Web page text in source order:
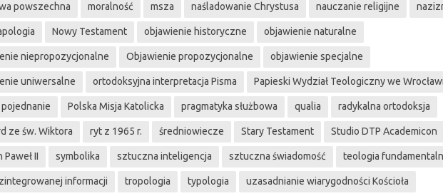
powszechna moralność msza naśladowanie Chrystusa nauczanie religijne
Nowy Testament objawienie historyczne objawienie naturalne
niepropozycjonalne Objawienie propozycjonalne objawienie specjalne
uniwersalne ortodoksyjna interpretacja Pisma Papieski Wydział Teologiczny we
Polska Misja Katolicka pragmatyka służbowa qualia radykalna ortodoksja
ze św. Wiktora ryt z 1965 r. średniowiecze Stary Testament Studio DTP Academicon
Paweł II symbolika sztuczna inteligencja sztuczna świadomość teologia
informacji tropologia typologia uzasadnianie wiarygodności Kościoła